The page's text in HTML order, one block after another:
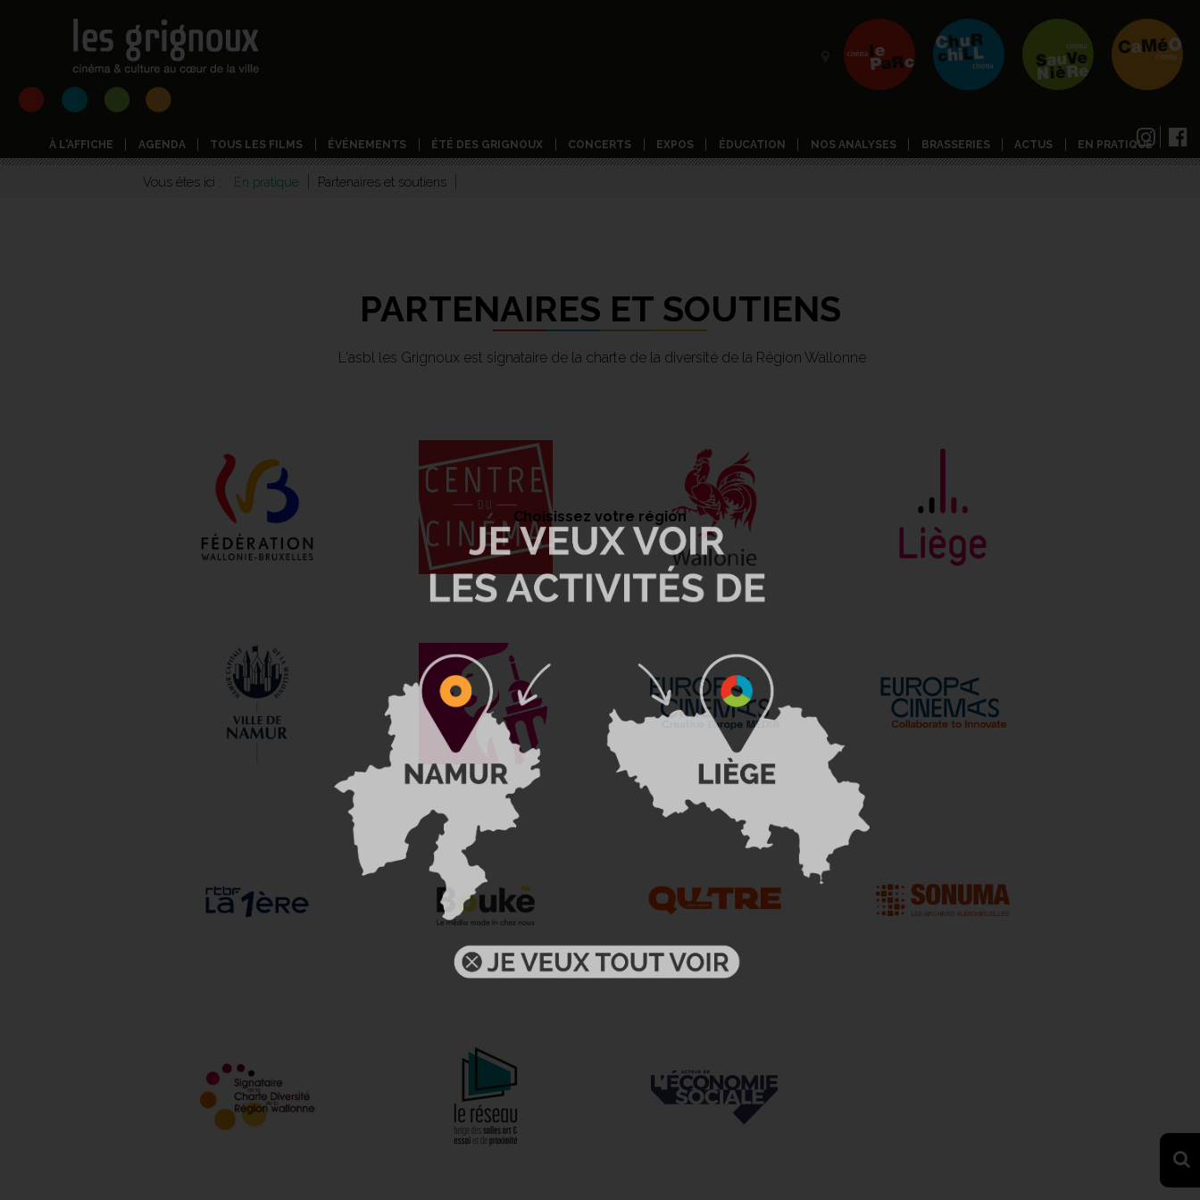
À L'AFFICHE AGENDA TOUS LES FILMS ÉVÉNEMENTS ÉTÉ DES GRIGNOUX CONCERTS EXPOS ÉDUCATION NOS ANALYSES BRASSERIES ACTUS EN PRATIQUE
Vous êtes ici : En pratique Partenaires et soutiens
PARTENAIRES ET SOUTIENS
L'asbl les Grignoux est signataire de la charte de la diversité de la Région Wallonne
Choisissez votre région